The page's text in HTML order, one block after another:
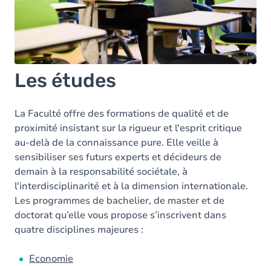
Les études
La Faculté offre des formations de qualité et de
proximité insistant sur la rigueur et l'esprit critique
au-delà de la connaissance pure. Elle veille à
sensibiliser ses futurs experts et décideurs de
demain à la responsabilité sociétale, à
l'interdisciplinarité et à la dimension internationale.
Les programmes de bachelier, de master et de
doctorat qu’elle vous propose s’inscrivent dans
quatre disciplines majeures :
Economie